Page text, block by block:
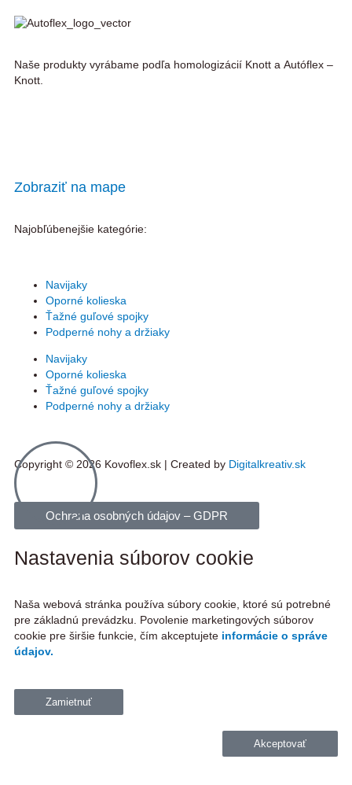
Naše produkty vyrábame podľa homologizácií Knott a Autóflex –
Knott.
Zobraziť na mape
Najobľúbenejšie kategórie:
Navijaky
Oporné kolieska
Ťažné guľové spojky
Podperné nohy a držiaky
Navijaky
Oporné kolieska
Ťažné guľové spojky
Podperné nohy a držiaky
Copyright © 2026 Kovoflex.sk | Created by Digitalkreativ.sk
Ochrana osobných údajov – GDPR
Nastavenia súborov cookie
Naša webová stránka používa súbory cookie, ktoré sú potrebné
pre základnú prevádzku. Povolenie marketingových súborov
cookie pre širšie funkcie, čím akceptujete informácie o správe
údajov.
Zamietnuť
Akceptovať